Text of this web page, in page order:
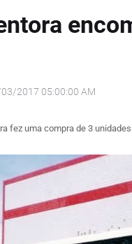
2017 05:00:00 AM
fez uma compra de 3